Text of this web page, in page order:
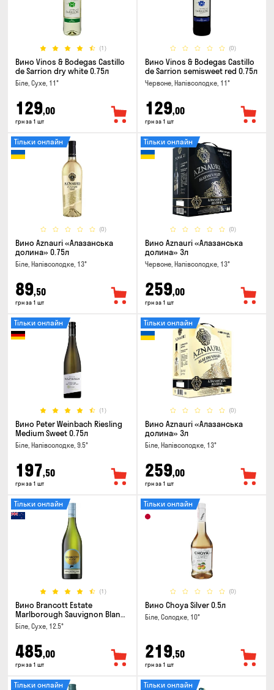
(1)
Вино Vinos & Bodegas Castillo
de Sarrion dry white 0.75л
Біле, Сухе, 11°
129,00
грн за 1 шт
(0)
Вино Vinos & Bodegas Castillo
de Sarrion semisweet red 0.75л
Червоне, Напівсолодке, 11°
129,00
грн за 1 шт
(0)
Тільки онлайн
Вино Aznauri «Алазанська
долина» 0.75л
Біле, Напівсолодке, 13°
89,50
грн за 1 шт
(0)
Тільки онлайн
Вино Aznauri «Алазанська
долина» 3л
Червоне, Напівсолодке, 13°
259,00
грн за 1 шт
(1)
Тільки онлайн
Вино Peter Weinbach Riesling
Medium Sweet 0.75л
Біле, Напівсолодке, 9.5°
197,50
грн за 1 шт
(0)
Тільки онлайн
Вино Aznauri «Алазанська
долина» 3л
Біле, Напівсолодке, 13°
259,00
грн за 1 шт
(1)
Тільки онлайн
Вино Brancott Estate
Marlborough Sauvignon Blanc
0.75л
Біле, Сухе, 12.5°
485,00
грн за 1 шт
(0)
Тільки онлайн
Вино Choya Silver 0.5л
Біле, Солодке, 10°
219,50
грн за 1 шт
Тільки онлайн
Тільки онлайн